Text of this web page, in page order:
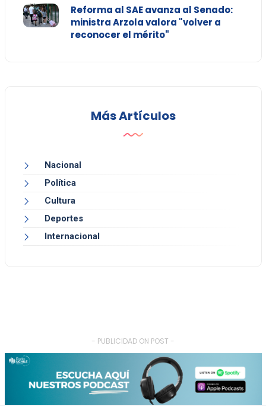
Reforma al SAE avanza al Senado:
ministra Arzola valora "volver a
reconocer el mérito"
Más Artículos
Nacional
Política
Cultura
Deportes
Internacional
- PUBLICIDAD ON POST -